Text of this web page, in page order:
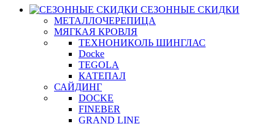
СЕЗОННЫЕ СКИДКИ
МЕТАЛЛОЧЕРЕПИЦА
МЯГКАЯ КРОВЛЯ
ТЕХНОНИКОЛЬ ШИНГЛАС
Docke
TEGOLA
КАТЕПАЛ
САЙДИНГ
DOCKE
FINEBER
GRAND LINE